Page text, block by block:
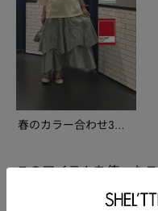
春のカラー合わせ3
このアイテムを使った